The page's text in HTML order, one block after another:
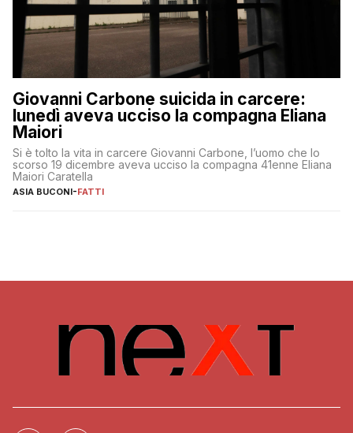
Giovanni Carbone suicida in carcere:
lunedì aveva ucciso la compagna Eliana
Maiori
Si è tolto la vita in carcere Giovanni Carbone, l’uomo che lo
scorso 19 dicembre aveva ucciso la compagna 41enne Eliana
Maiori Caratella
ASIA BUCONI-FATTI